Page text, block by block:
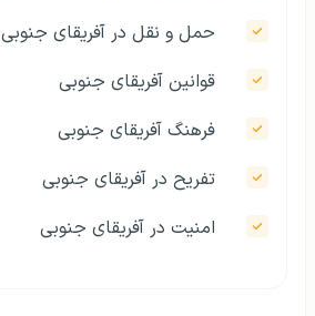
حمل و نقل در آفریقای جنوبی
قوانین آفریقای جنوبی
فرهنگ آفریقای جنوبی
تفریح در آفریقای جنوبی
امنیت در آفریقای جنوبی